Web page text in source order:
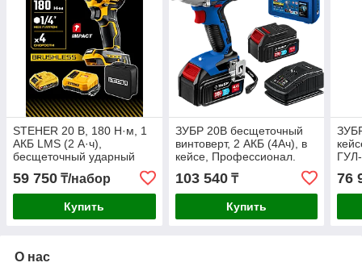
STEHER 20 В, 180 Н·м, 1
АКБ LMS (2 А·ч),
бесщеточный ударный
180-21)
59 750 ₸/набор
Купить
ЗУБР 20В бесщеточный
винтоверт, 2 АКБ (4Ач), в
кейсе, Профессионал.
103 540₸
Купить
76
О нас